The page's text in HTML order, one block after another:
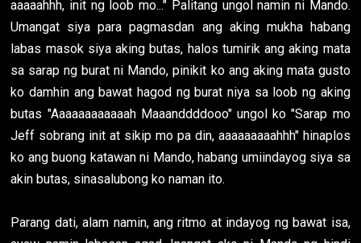
aaaaahhh, init ng loob mo..." Palitang ungol namin ni Mando.
Umangat siya para pagmasdan ang aking mukha habang
labas masok siya aking butas, halos tumirik ang aking mata
sa sarap ng burat ni Mando, pinikit ko ang aking mata gusto
ko damhin ang bawat hagod ng burat niya sa loob ng aking
butas "Aaaaaaaaaaaah Maaanddddooo" ungol ko "Sarap mo
Jeff sobrang init at sikip mo pa din, aaaaaaaaahhh" hinaplos
ko ang buong katawan ni Mando, habang umiindayog siya sa
akin butas, sinasalubong ko naman ito.
Parang dati, alam namin, ang ritmo at indayog ng bawat isa,